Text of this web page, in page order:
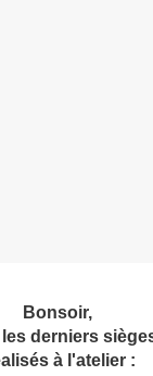
Bonsoir,
derniers
à l'atelier :